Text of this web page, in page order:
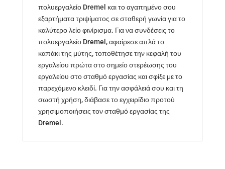
πολυεργαλείο Dremel και το αγαπημένο σου
εξαρτήματα τριψίματος σε σταθερή γωνία για το
καλύτερο λείο φινίρισμα. Για να συνδέσεις το
πολυεργαλείο Dremel, αφαίρεσε απλά το
καπάκι της μύτης, τοποθέτησε την κεφαλή του
εργαλείου πρώτα στο σημείο στερέωσης του
εργαλείου στο σταθμό εργασίας και σφίξε με το
παρεχόμενο κλειδί. Για την ασφάλειά σου και τη
σωστή χρήση, διάβασε το εγχειρίδιο προτού
χρησιμοποιήσεις τον σταθμό εργασίας της
Dremel.